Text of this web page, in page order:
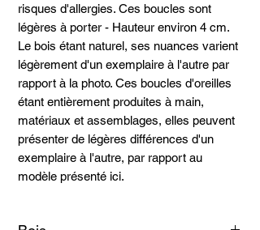
risques d'allergies. Ces boucles sont
légères à porter - Hauteur environ 4 cm.
Le bois étant naturel, ses nuances varient
légèrement d'un exemplaire à l'autre par
rapport à la photo. Ces boucles d'oreilles
étant entièrement produites à main,
matériaux et assemblages, elles peuvent
présenter de légères différences d'un
exemplaire à l'autre, par rapport au
modèle présenté ici.